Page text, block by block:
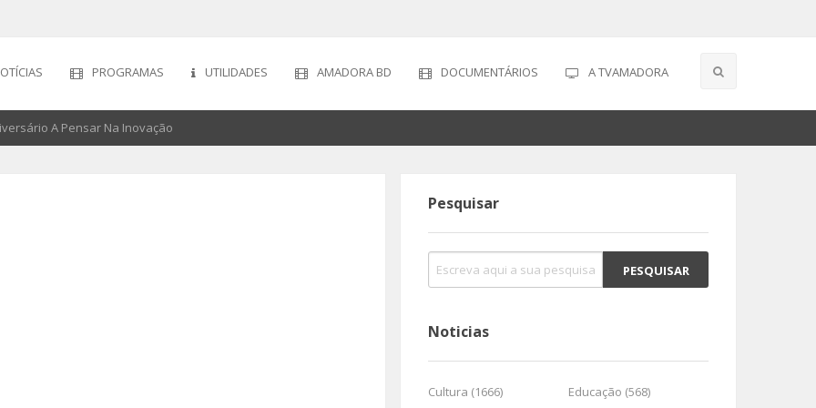
PROGRAMAS UTILIDADES AMADORA BD DOCUMENTÁRIOS A TVAMADORA
A Pensar Na Inovação
Pesquisar
Noticias
Cultura (1666)
Educação (568)